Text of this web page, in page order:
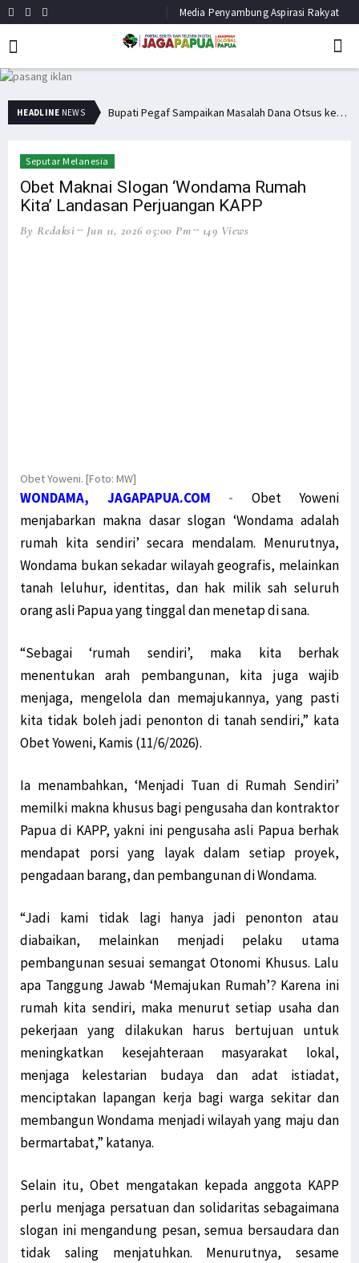
Media Penyambung Aspirasi Rakyat
HEADLINE NEWS Minta Operasi Militer Dihentikan, KKB Ancam Perang Serentak Bupati Pegaf Sampaikan Masalah Dana Otsus kepada Filep Wamafma
Seputar Melanesia
Obet Maknai Slogan ‘Wondama Rumah
Kita’ Landasan Perjuangan KAPP
By Redaksi Jun 11, 2026 05:00 Pm 149 Views
Obet Yoweni. [Foto: MW]
WONDAMA, JAGAPAPUA.COM - Obet Yoweni
menjabarkan makna dasar slogan ‘Wondama adalah
rumah kita sendiri’ secara mendalam. Menurutnya,
Wondama bukan sekadar wilayah geografis, melainkan
tanah leluhur, identitas, dan hak milik sah seluruh
orang asli Papua yang tinggal dan menetap di sana.
“Sebagai ‘rumah sendiri’, maka kita berhak
menentukan arah pembangunan, kita juga wajib
menjaga, mengelola dan memajukannya, yang pasti
kita tidak boleh jadi penonton di tanah sendiri,” kata
Obet Yoweni, Kamis (11/6/2026).
Ia menambahkan, ‘Menjadi Tuan di Rumah Sendiri’
memilki makna khusus bagi pengusaha dan kontraktor
Papua di KAPP, yakni ini pengusaha asli Papua berhak
mendapat porsi yang layak dalam setiap proyek,
pengadaan barang, dan pembangunan di Wondama.
“Jadi kami tidak lagi hanya jadi penonton atau
diabaikan, melainkan menjadi pelaku utama
pembangunan sesuai semangat Otonomi Khusus. Lalu
apa Tanggung Jawab ‘Memajukan Rumah’? Karena ini
rumah kita sendiri, maka menurut setiap usaha dan
pekerjaan yang dilakukan harus bertujuan untuk
meningkatkan kesejahteraan masyarakat lokal,
menjaga kelestarian budaya dan adat istiadat,
menciptakan lapangan kerja bagi warga sekitar dan
membangun Wondama menjadi wilayah yang maju dan
bermartabat,” katanya.
Selain itu, Obet mengatakan kepada anggota KAPP
perlu menjaga persatuan dan solidaritas sebagaimana
slogan ini mengandung pesan, semua bersaudara dan
tidak saling menjatuhkan. Menurutnya, sesame